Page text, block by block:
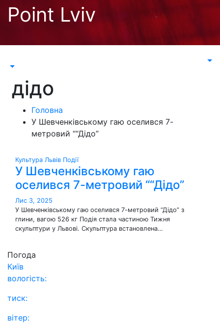
Перейти
Point Lviv
дідо
Головна
У Шевченківському гаю оселився 7-
метровий ““Дідо”
Культура Львів Події
У Шевченківському гаю
оселився 7-метровий ““Дідо”
Лис 3, 2025
У Шевченківському гаю оселився 7-метровий “Дідо” з
глини, вагою 526 кг Подія стала частиною Тижня
скульптури у Львові. Скульптура встановлена…
Погода
Київ
вологість:
тиск:
вітер: